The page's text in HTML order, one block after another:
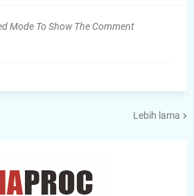
Mode To Show The Comment
Lebih lama